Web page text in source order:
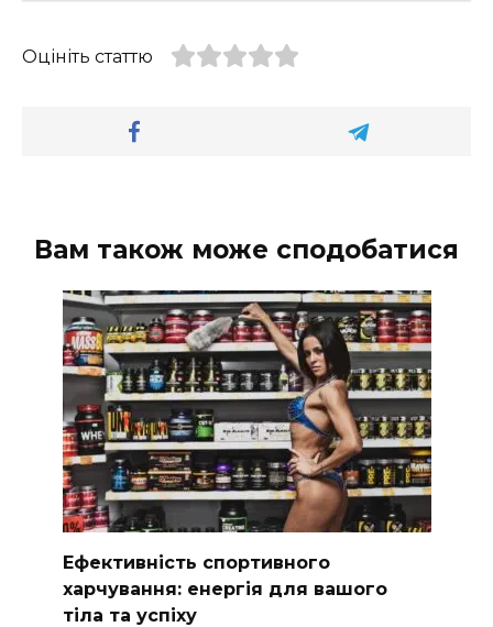
Оцініть статтю
Вам також може сподобатися
Ефективність спортивного
харчування: енергія для вашого
тіла та успіху